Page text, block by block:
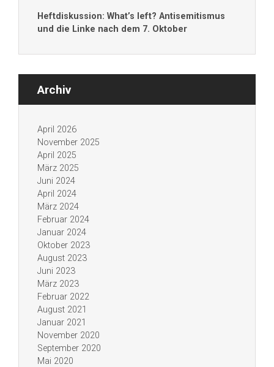
Heftdiskussion: What’s left? Antisemitismus
und die Linke nach dem 7. Oktober
Archiv
April 2026
November 2025
April 2025
März 2025
Juni 2024
April 2024
März 2024
Februar 2024
Januar 2024
Oktober 2023
August 2023
Juni 2023
März 2023
Februar 2022
August 2021
Januar 2021
November 2020
September 2020
Mai 2020